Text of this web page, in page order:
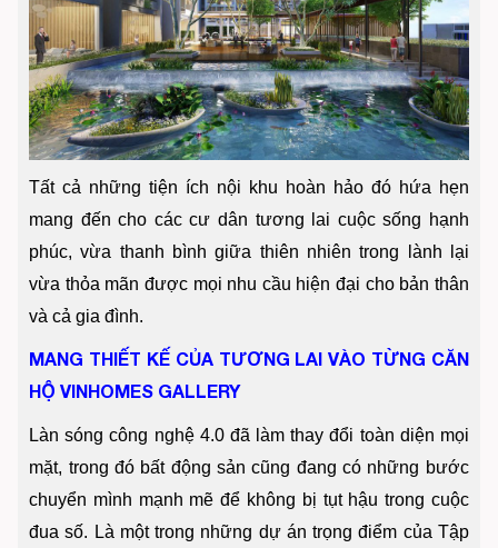
Tất cả những tiện ích nội khu hoàn hảo đó hứa hẹn
mang đến cho các cư dân tương lai cuộc sống hạnh
phúc, vừa thanh bình giữa thiên nhiên trong lành lại
vừa thỏa mãn được mọi nhu cầu hiện đại cho bản thân
và cả gia đình.
MANG THIẾT KẾ CỦA TƯƠNG LAI VÀO TỪNG CĂN
HỘ VINHOMES GALLERY
Làn sóng công nghệ 4.0 đã làm thay đổi toàn diện mọi
mặt, trong đó bất động sản cũng đang có những bước
chuyển mình mạnh mẽ để không bị tụt hậu trong cuộc
đua số. Là một trong những dự án trọng điểm của Tập